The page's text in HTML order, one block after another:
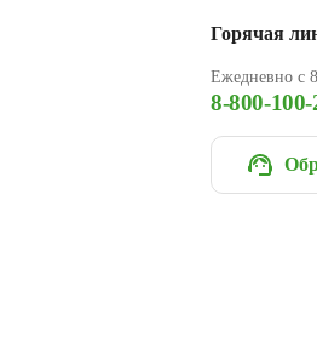
Горячая
Ежедневно с
8-800-100-